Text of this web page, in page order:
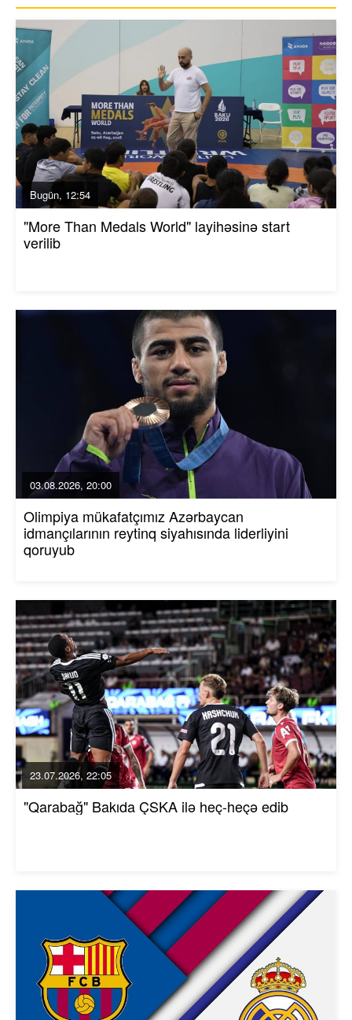
Bugün, 12:54
"More Than Medals World" layihəsinə start
verilib
03.08.2026, 20:00
Olimpiya mükafatçımız Azərbaycan
idmançılarının reytinq siyahısında liderliyini
qoruyub
23.07.2026, 22:05
"Qarabağ" Bakıda ÇSKA ilə heç-heçə edib